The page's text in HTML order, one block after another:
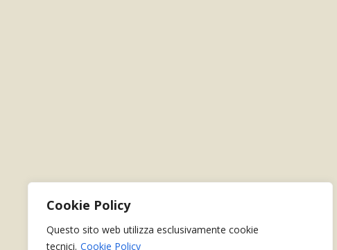
Cookie Policy
Questo sito web utilizza esclusivamente cookie
tecnici. Cookie Policy